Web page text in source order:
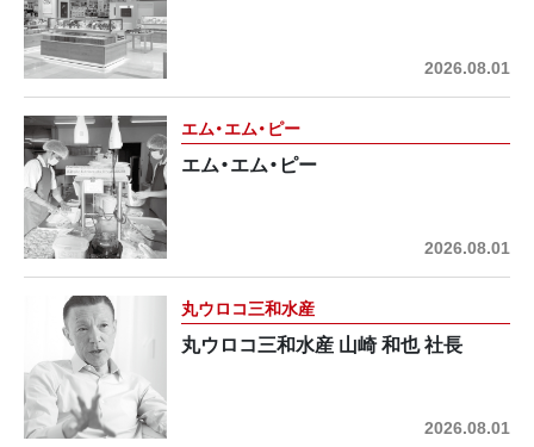
2026.08.01
エム・エム・ピー
エム・エム・ピー
2026.08.01
丸ウロコ三和水産
丸ウロコ三和水産 山崎 和也 社長
2026.08.01